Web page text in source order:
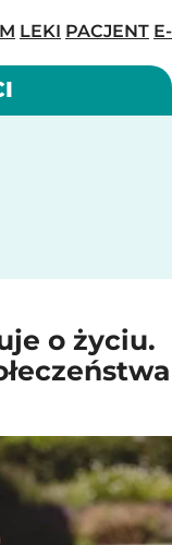
LEKI PACJENT E-
o życiu.